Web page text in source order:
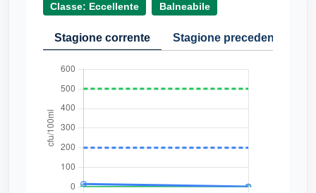
Classe: Eccellente Balneabile
Stagione corrente Stagione precedente